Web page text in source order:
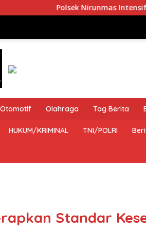
Nirunmas Intensifkan Patroli
Otomotif Olahraga Tag Berita
HUKUM/KRIMINAL TNI/POLRI
Standar